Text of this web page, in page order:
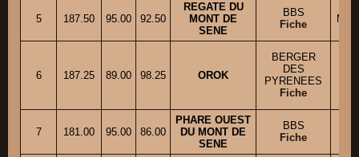
5 187.50 95.00 92.50
REGATE DU
MONT DE
SENE
BBS
Fiche
6 187.25 89.00 98.25 OROK
BERGER
DES
PYRENEES
Fiche
7 181.00 95.00 86.00
PHARE OUEST
DU MONT DE
SENE
BBS
Fiche